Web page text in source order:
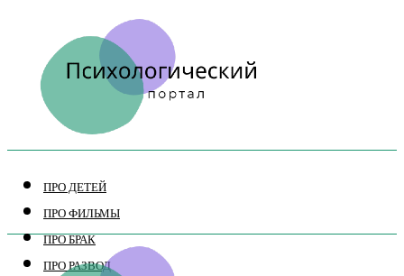
ПРО ДЕТЕЙ
ПРО ФИЛЬМЫ
ПРО БРАК
ПРО РАЗВОД